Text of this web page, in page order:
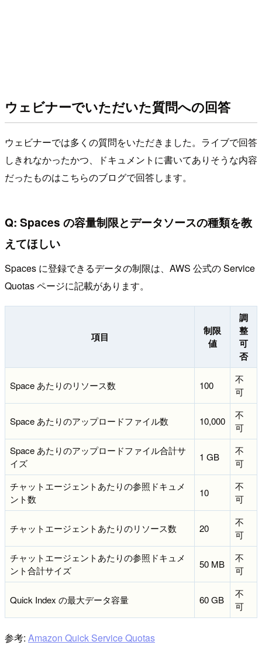
ウェビナーでいただいた質問への回答
ウェビナーでは多くの質問をいただきました。ライブで回答
しきれなかったかつ、ドキュメントに書いてありそうな内容
だったものはこちらのブログで回答します。
Q: Spaces の容量制限とデータソースの種類を教
えてほしい
Spaces に登録できるデータの制限は、AWS 公式の Service
Quotas ページに記載があります。
項目
制限
値
調
整
可
否
Space あたりのリソース数 100
不
可
Space あたりのアップロードファイル数 10,000
不
可
Space あたりのアップロードファイル合計サ
イズ
1 GB
不
可
チャットエージェントあたりの参照ドキュメ
ント数
10
不
可
チャットエージェントあたりのリソース数 20
不
可
チャットエージェントあたりの参照ドキュメ
ント合計サイズ
50 MB
不
可
Quick Index の最大データ容量 60 GB
不
可
参考: Amazon Quick Service Quotas